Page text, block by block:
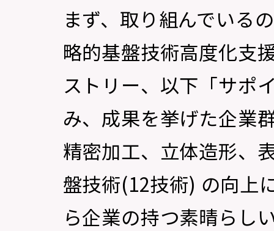
まず、取り組んでいる
略的基盤技術高度化支
ストリー、以下「サポ
み、成果を挙げた企業
精密加工、立体造形、
盤技術(12技術) の向上
ら企業の持つ素晴らし